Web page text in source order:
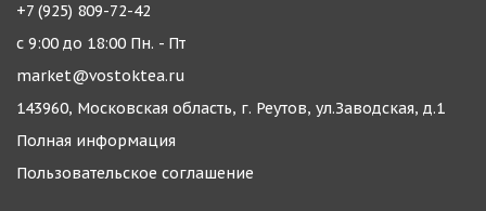
+7 (925) 809-72-42
с 9:00 до 18:00 Пн. - Пт
market@vostoktea.ru
143960, Московская область, г. Реутов, ул.Заводская, д.1
Полная информация
Пользовательское соглашение